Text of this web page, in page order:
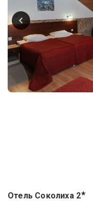
Отель Соколиха 2★